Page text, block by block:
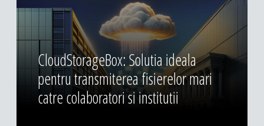
CloudStorageBox: Solutia ideala
pentru transmiterea fisierelor mari
catre colaboratori si institutii